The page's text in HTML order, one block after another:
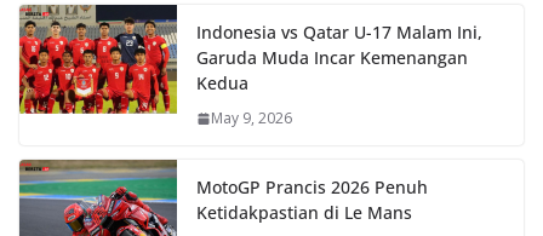
Indonesia vs Qatar U-17 Malam Ini,
Garuda Muda Incar Kemenangan
Kedua
May 9, 2026
MotoGP Prancis 2026 Penuh
Ketidakpastian di Le Mans